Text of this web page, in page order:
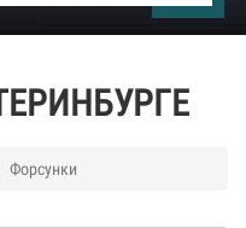
Форсунки